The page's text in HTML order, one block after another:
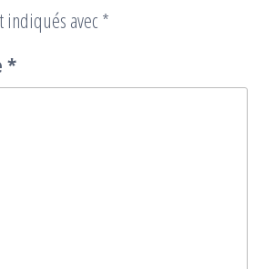
indiqués avec *
*